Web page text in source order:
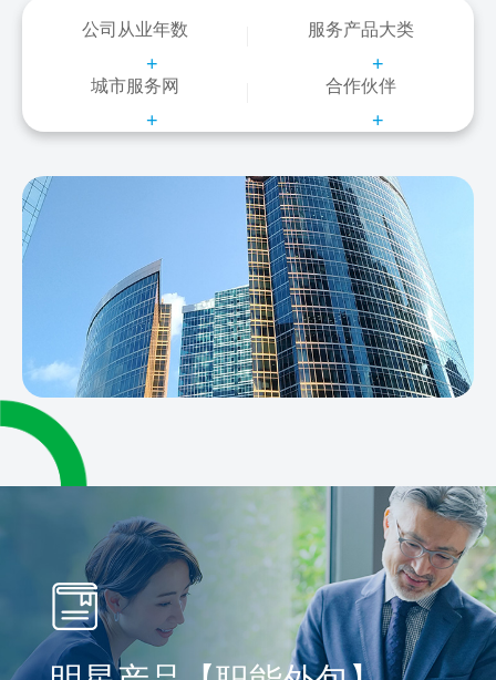
公司从业年数
+
服务产品大类
+
城市服务网
+
合作伙伴
+